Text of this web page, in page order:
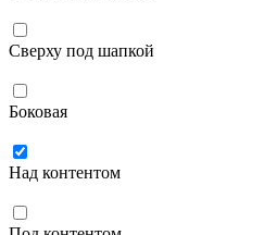
Сверху под шапкой
Боковая
Над контентом